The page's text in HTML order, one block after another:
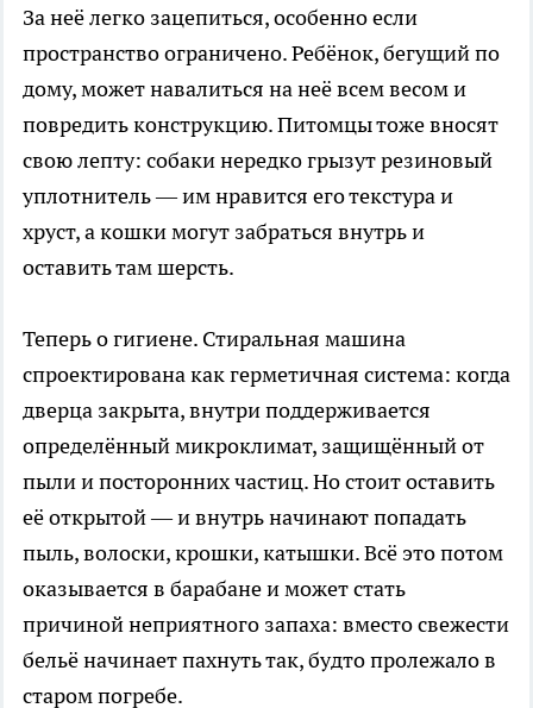
За неё легко зацепиться, особенно если
пространство ограничено. Ребёнок, бегущий по
дому, может навалиться на неё всем весом и
повредить конструкцию. Питомцы тоже вносят
свою лепту: собаки нередко грызут резиновый
уплотнитель — им нравится его текстура и
хруст, а кошки могут забраться внутрь и
оставить там шерсть.
Теперь о гигиене. Стиральная машина
спроектирована как герметичная система: когда
дверца закрыта, внутри поддерживается
определённый микроклимат, защищённый от
пыли и посторонних частиц. Но стоит оставить
её открытой — и внутрь начинают попадать
пыль, волоски, крошки, катышки. Всё это потом
оказывается в барабане и может стать
причиной неприятного запаха: вместо свежести
бельё начинает пахнуть так, будто пролежало в
старом погребе.